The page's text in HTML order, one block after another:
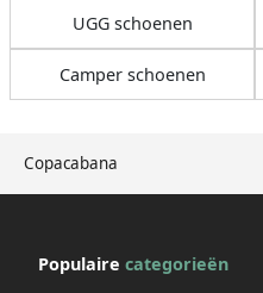
Copacabana
UGG schoenen
Camper schoenen
Populaire categorieën